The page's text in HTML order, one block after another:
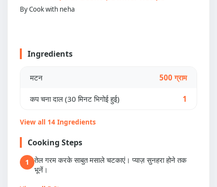
By Cook with neha
Ingredients
मटन 500 ग्राम
कप चना दाल (30 मिनट भिगोई हुई) 1
View all 14 Ingredients
Cooking Steps
1
तेल गरम करके साबुत मसाले चटकाएं। प्याज़ सुनहरा होने तक
भूनें।